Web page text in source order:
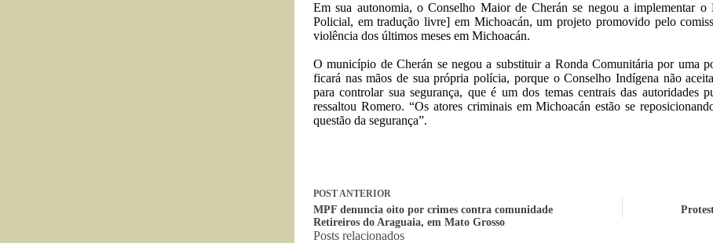
Em sua autonomia, o Conselho Maior de Cherán se negou a implementar
Policial, em tradução livre] em Michoacán, um projeto promovido pelo
violência dos últimos meses em Michoacán.
O município de Cherán se negou a substituir a Ronda Comunitária por uma
ficará nas mãos de sua própria polícia, porque o Conselho Indígena não
para controlar sua segurança, que é um dos temas centrais das autoridades
ressaltou Romero. “Os atores criminais em Michoacán estão se
questão da segurança”.
POSTANTERIOR
MPF denuncia oito por crimes contra comunidade
Retireiros do Araguaia, em Mato Grosso
Posts relacionados